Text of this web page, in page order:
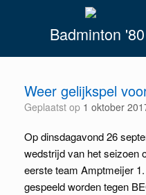
Badminton '80
Weer gelijkspel
Geplaatst op 1 oktober
Op dinsdagavond 26
wedstrijd van het seizoen
eerste team Amptmeijer
gespeeld worden tegen